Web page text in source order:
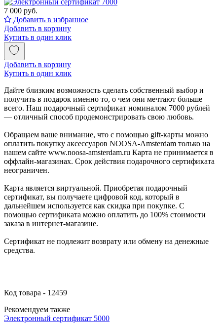
7 000 руб.
Добавить в избранное
Добавить в корзину
Купить в один клик
Добавить в корзину
Купить в один клик
Дайте близким возможность сделать собственный выбор и
получить в подарок именно то, о чем они мечтают больше
всего. Наш подарочный сертификат номиналом 7000 рублей
— отличный способ продемонстрировать свою любовь.
Обращаем ваше внимание, что с помощью gift-карты можно
оплатить покупку аксессуаров NOOSA-Amsterdam только на
нашем сайте www.noosa-amsterdam.ru Карта не принимается в
оффлайн-магазинах. Срок действия подарочного сертификата
неограничен.
Карта является виртуальной. Приобретая подарочный
сертификат, вы получаете цифровой код, который в
дальнейшем используется как скидка при покупке. С
помощью сертификата можно оплатить до 100% стоимости
заказа в интернет-магазине.
Сертификат не подлежит возврату или обмену на денежные
средства.
Код товара - 12459
Рекомендуем также
Электронный сертификат 5000